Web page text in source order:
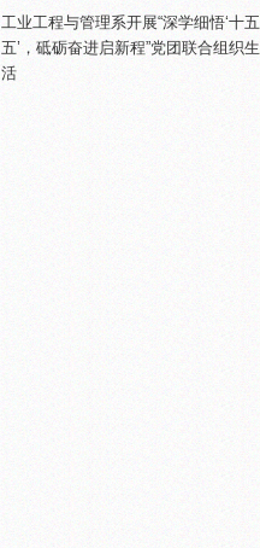
工业工程与管理系开展“深学细悟‘十五
五’，砥砺奋进启新程”党团联合组织生
活